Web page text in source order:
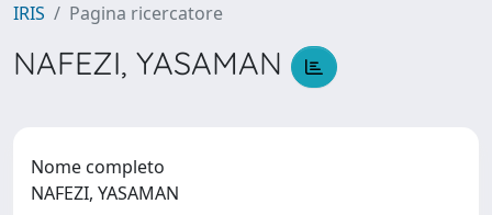
IRIS Pagina ricercatore
NAFEZI, YASAMAN
Nome completo
NAFEZI, YASAMAN